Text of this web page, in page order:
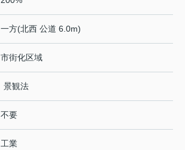
一方(北西 公道 6.0m)
市街化区域
景観法
不要
工業